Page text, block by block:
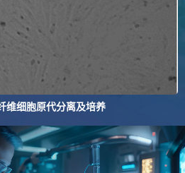
维细胞原代分离及培养